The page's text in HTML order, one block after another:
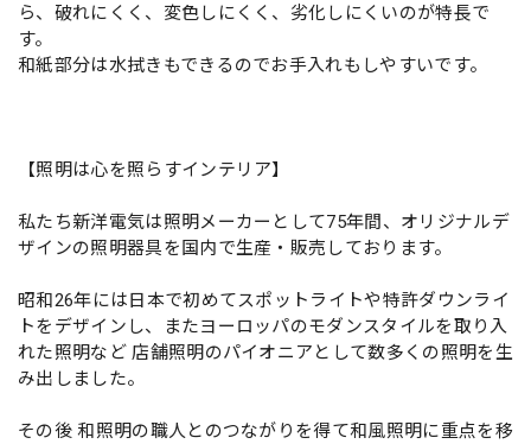
ら、破れにくく、変色しにくく、劣化しにくいのが特長で
す。
和紙部分は水拭きもできるのでお手入れもしやすいです。
【照明は心を照らすインテリア】
私たち新洋電気は照明メーカーとして75年間、オリジナルデ
ザインの照明器具を国内で生産・販売しております。
昭和26年には日本で初めてスポットライトや特許ダウンライ
トをデザインし、またヨーロッパのモダンスタイルを取り入
れた照明など 店舗照明のパイオニアとして数多くの照明を生
み出しました。
その後 和照明の職人とのつながりを得て和風照明に重点を移